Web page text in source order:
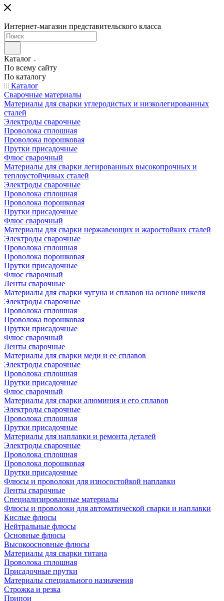
Интернет-магазин представительского класса
Каталог
По всему сайту
По каталогу
Каталог
Сварочные материалы
Материалы для сварки углеродистых и низколегированных
сталей
Электроды сварочные
Проволока сплошная
Проволока порошковая
Прутки присадочные
Флюс сварочный
Материалы для сварки легированных высокопрочных и
теплоустойчивых сталей
Электроды сварочные
Проволока сплошная
Проволока порошковая
Прутки присадочные
Флюс сварочный
Материалы для сварки нержавеющих и жаростойких сталей
Электроды сварочные
Проволока сплошная
Проволока порошковая
Прутки присадочные
Флюс сварочный
Ленты сварочные
Материалы для сварки чугуна и сплавов на основе никеля
Электроды сварочные
Проволока сплошная
Проволока порошковая
Прутки присадочные
Флюс сварочный
Ленты сварочные
Материалы для сварки меди и ее сплавов
Электроды сварочные
Проволока сплошная
Прутки присадочные
Флюс сварочный
Материалы для сварки алюминия и его сплавов
Электроды сварочные
Проволока сплошная
Прутки присадочные
Материалы для наплавки и ремонта деталей
Электроды сварочные
Проволока сплошная
Проволока порошковая
Прутки присадочные
Флюсы и проволоки для износостойкой наплавки
Ленты сварочные
Специализированные материалы
Флюсы и проволоки для автоматической сварки и наплавки
Кислые флюсы
Нейтральные флюсы
Основные флюсы
Высокоосновные флюсы
Материалы для сварки титана
Проволока сплошная
Присадочные прутки
Материалы специального назначения
Строжка и резка
Припои